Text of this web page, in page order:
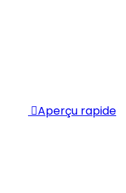
Aperçu rapide